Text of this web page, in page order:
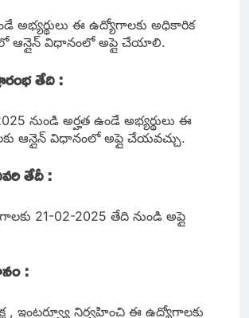
అభ్యర్థులు ఈ ఉద్యోగాలకు అధికారిక
ఆన్లైన్ విధానంలో అప్లై చేయాలి.
తేది :
నుండి అర్హత ఉండే అభ్యర్థులు ఈ
ఆన్లైన్ విధానంలో అప్లై చేయవచ్చు.
తేదీ :
21-02-2025 తేది నుండి అప్లై
:
, ఇంటర్వ్యూ నిర్వహించి ఈ ఉద్యోగాలకు